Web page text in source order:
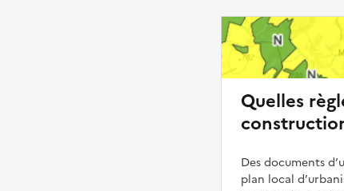
Quelles
Des documents
plan local